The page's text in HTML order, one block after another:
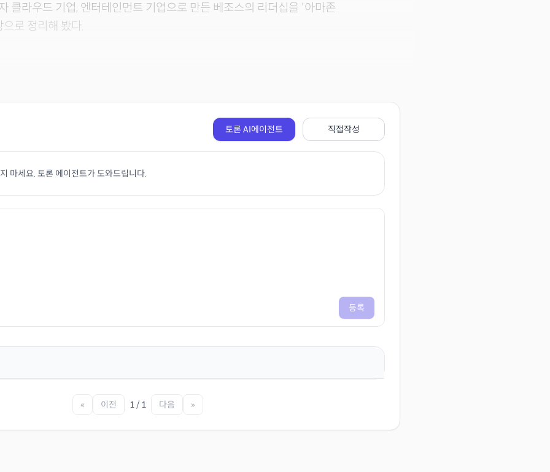
클라우드 기업, 엔터테인먼트 기업으로 만든 베조스의 리더십을 '아마존
로 정리해 봤다.
토론 AI에이전트 직접작성
마세요. 토론 에이전트가 도와드립니다.
등록
« 이전 1 / 1 다음 »